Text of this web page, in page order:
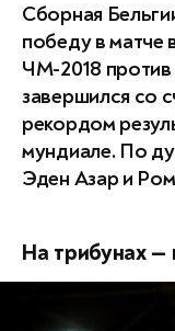
Сборная
победу в матче
ЧМ-2018
завершился со
рекордом
мундиале. По
Эден Азар и
На трибунах —